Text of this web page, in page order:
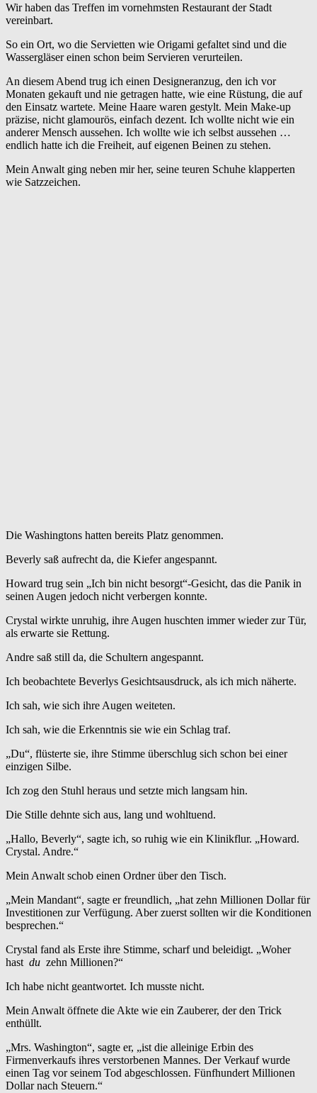
Wir haben das Treffen im vornehmsten Restaurant der Stadt
vereinbart.
So ein Ort, wo die Servietten wie Origami gefaltet sind und die
Wassergläser einen schon beim Servieren verurteilen.
An diesem Abend trug ich einen Designeranzug, den ich vor
Monaten gekauft und nie getragen hatte, wie eine Rüstung, die auf
den Einsatz wartete. Meine Haare waren gestylt. Mein Make-up
präzise, ​​nicht glamourös, einfach dezent. Ich wollte nicht wie ein
anderer Mensch aussehen. Ich wollte wie ich selbst aussehen …
endlich hatte ich die Freiheit, auf eigenen Beinen zu stehen.
Mein Anwalt ging neben mir her, seine teuren Schuhe klapperten
wie Satzzeichen.
Die Washingtons hatten bereits Platz genommen.
Beverly saß aufrecht da, die Kiefer angespannt.
Howard trug sein „Ich bin nicht besorgt“-Gesicht, das die Panik in
seinen Augen jedoch nicht verbergen konnte.
Crystal wirkte unruhig, ihre Augen huschten immer wieder zur Tür,
als erwarte sie Rettung.
Andre saß still da, die Schultern angespannt.
Ich beobachtete Beverlys Gesichtsausdruck, als ich mich näherte.
Ich sah, wie sich ihre Augen weiteten.
Ich sah, wie die Erkenntnis sie wie ein Schlag traf.
„Du“, flüsterte sie, ihre Stimme überschlug sich schon bei einer
einzigen Silbe.
Ich zog den Stuhl heraus und setzte mich langsam hin.
Die Stille dehnte sich aus, lang und wohltuend.
„Hallo, Beverly“, sagte ich, so ruhig wie ein Klinikflur. „Howard.
Crystal. Andre.“
Mein Anwalt schob einen Ordner über den Tisch.
„Mein Mandant“, sagte er freundlich, „hat zehn Millionen Dollar für
Investitionen zur Verfügung. Aber zuerst sollten wir die Konditionen
besprechen.“
Crystal fand als Erste ihre Stimme, scharf und beleidigt. „Woher
hast du zehn Millionen?“
Ich habe nicht geantwortet. Ich musste nicht.
Mein Anwalt öffnete die Akte wie ein Zauberer, der den Trick
enthüllt.
„Mrs. Washington“, sagte er, „ist die alleinige Erbin des
Firmenverkaufs ihres verstorbenen Mannes. Der Verkauf wurde
einen Tag vor seinem Tod abgeschlossen. Fünfhundert Millionen
Dollar nach Steuern.“